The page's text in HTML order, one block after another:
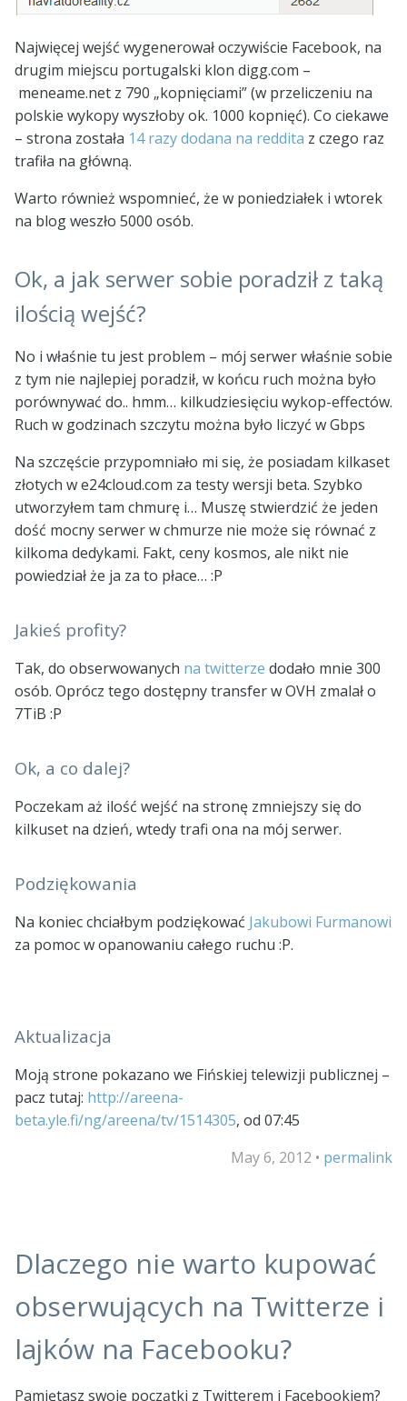
Najwięcej wejść wygenerował oczywiście Facebook, na
drugim miejscu portugalski klon digg.com –
meneame.net z 790 „kopnięciami” (w przeliczeniu na
polskie wykopy wyszłoby ok. 1000 kopnięć). Co ciekawe
– strona została 14 razy dodana na reddita z czego raz
trafiła na główną.
Warto również wspomnieć, że w poniedziałek i wtorek
na blog weszło 5000 osób.
Ok, a jak serwer sobie poradził z taką
ilością wejść?
No i właśnie tu jest problem – mój serwer właśnie sobie
z tym nie najlepiej poradził, w końcu ruch można było
porównywać do.. hmm… kilkudziesięciu wykop-effectów.
Ruch w godzinach szczytu można było liczyć w Gbps
Na szczęście przypomniało mi się, że posiadam kilkaset
złotych w e24cloud.com za testy wersji beta. Szybko
utworzyłem tam chmurę i… Muszę stwierdzić że jeden
dość mocny serwer w chmurze nie może się równać z
kilkoma dedykami. Fakt, ceny kosmos, ale nikt nie
powiedział że ja za to płace… :P
Jakieś profity?
Tak, do obserwowanych na twitterze dodało mnie 300
osób. Oprócz tego dostępny transfer w OVH zmalał o
7TiB :P
Ok, a co dalej?
Poczekam aż ilość wejść na stronę zmniejszy się do
kilkuset na dzień, wtedy trafi ona na mój serwer.
Podziękowania
Na koniec chciałbym podziękować Jakubowi Furmanowi
za pomoc w opanowaniu całego ruchu :P.
Aktualizacja
Moją strone pokazano we Fińskiej telewizji publicznej –
pacz tutaj: http://areena-
beta.yle.fi/ng/areena/tv/1514305, od 07:45
May 6, 2012 • permalink
Dlaczego nie warto kupować
obserwujących na Twitterze i
lajków na Facebooku?
Pamiętasz swoje początki z Twitterem i Facebookiem?